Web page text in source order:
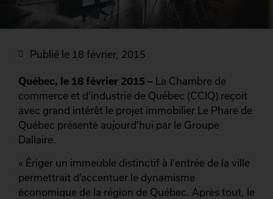
Publié le 18 février, 2015
Québec, le 18 février 2015 – La Chambre de
commerce et d’industrie de Québec (CCIQ) reçoit
avec grand intérêt le projet immobilier Le Phare de
Québec présenté aujourd’hui par le Groupe
Dallaire.
« Ériger un immeuble distinctif à l'entrée de la ville
permettrait d’accentuer le dynamisme
économique de la région de Québec. Après tout, le